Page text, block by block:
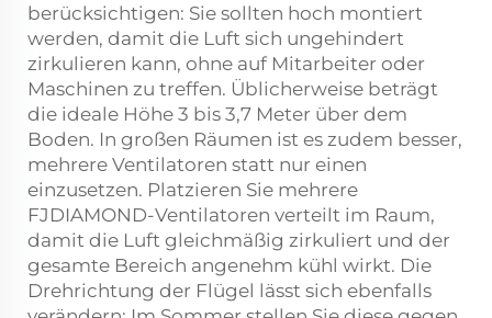
berücksichtigen: Sie sollten hoch montiert
werden, damit die Luft sich ungehindert
zirkulieren kann, ohne auf Mitarbeiter oder
Maschinen zu treffen. Üblicherweise beträgt
die ideale Höhe 3 bis 3,7 Meter über dem
Boden. In großen Räumen ist es zudem besser,
mehrere Ventilatoren statt nur einen
einzusetzen. Platzieren Sie mehrere
FJDIAMOND-Ventilatoren verteilt im Raum,
damit die Luft gleichmäßig zirkuliert und der
gesamte Bereich angenehm kühl wirkt. Die
Drehrichtung der Flügel lässt sich ebenfalls